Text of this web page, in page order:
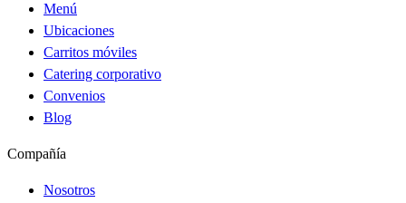
Menú
Ubicaciones
Carritos móviles
Catering corporativo
Convenios
Blog
Compañía
Nosotros